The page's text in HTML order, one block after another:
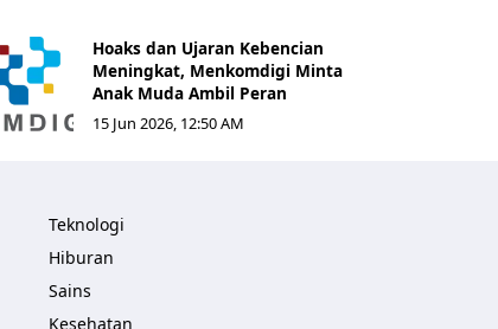
Hoaks dan Ujaran Kebencian
Meningkat, Menkomdigi Minta
Anak Muda Ambil Peran
15 Jun 2026, 12:50 AM
Teknologi
Hiburan
Sains
Kesehatan